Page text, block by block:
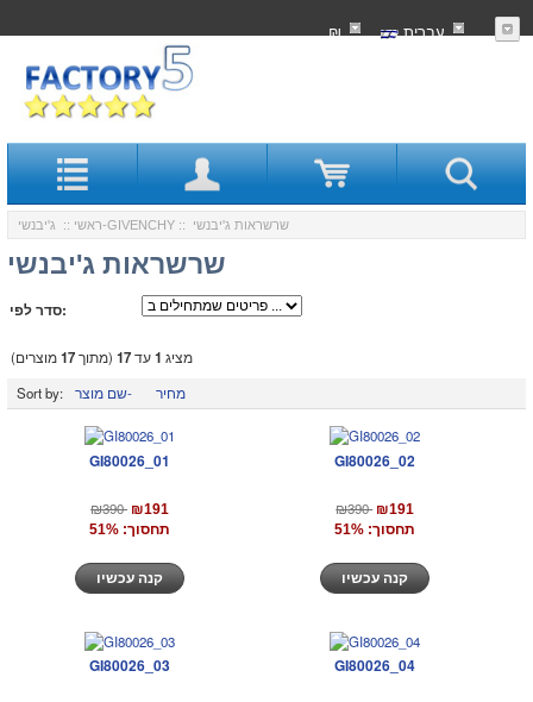
עִברִית ₪
ראשי :: ג'יבנשי-GIVENCHY :: שרשראות ג'יבנשי
שרשראות ג'יבנשי
סדר לפי:
מציג 1עד17 (מתוך17מוצרים)
Sort by:
שם מוצר- מחיר
GI80026_01
₪390 ₪191
תחסוך: 51%
GI80026_02
₪390 ₪191
תחסוך: 51%
GI80026_03 GI80026_04